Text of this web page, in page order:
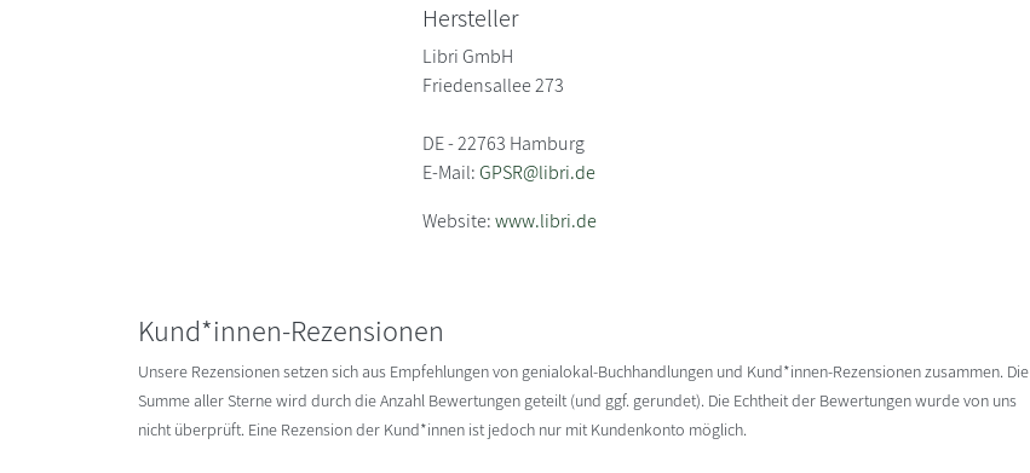
Hersteller
Libri GmbH
Friedensallee 273
DE - 22763 Hamburg
E-Mail:GPSR@libri.de
Website:www.libri.de
Kund*innen-Rezensionen
Unsere Rezensionen setzen sich aus Empfehlungen von genialokal-Buchhandlungen und Kund*innen-Rezensionen zusammen. Die
Summe aller Sterne wird durch die Anzahl Bewertungen geteilt (und ggf. gerundet). Die Echtheit der Bewertungen wurde von uns
nicht überprüft. Eine Rezension der Kund*innen ist jedoch nur mit Kundenkonto möglich.